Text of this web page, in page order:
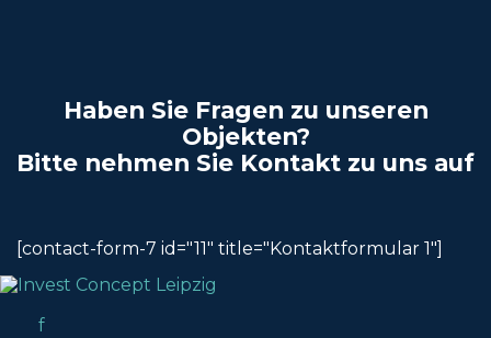
Haben Sie Fragen zu unseren
Objekten?
Bitte nehmen Sie Kontakt zu uns auf
[contact-form-7 id="11" title="Kontaktformular 1"]
f